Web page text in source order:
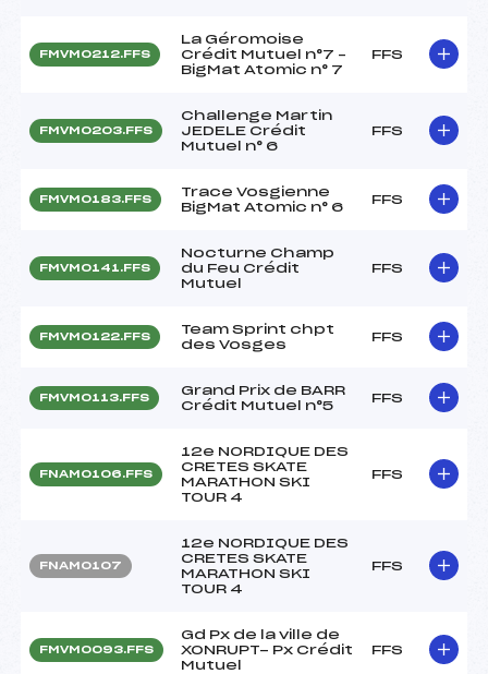
FMVM0212.FFS
La Géromoise
Crédit Mutuel n°7 –
BigMat Atomic n° 7
FFS
FMVM0203.FFS
Challenge Martin
JEDELE Crédit
Mutuel n° 6
FFS
FMVM0183.FFS
Trace Vosgienne
BigMat Atomic n° 6
FFS
FMVM0141.FFS
Nocturne Champ
du Feu Crédit
Mutuel
FFS
FMVM0122.FFS
Team Sprint chpt
des Vosges
FFS
FMVM0113.FFS
Grand Prix de BARR
Crédit Mutuel n°5
FFS
FNAM0106.FFS
12e NORDIQUE DES
CRETES SKATE
MARATHON SKI
TOUR 4
FFS
FNAM0107
12e NORDIQUE DES
CRETES SKATE
MARATHON SKI
TOUR 4
FFS
FMVM0093.FFS
Gd Px de la ville de
XONRUPT- Px Crédit
Mutuel
FFS